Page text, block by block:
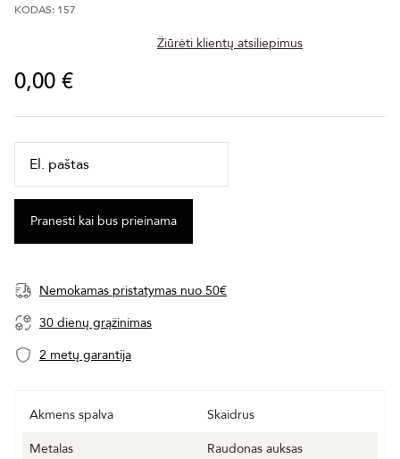
KODAS: 157
Žiūrėti klientų atsiliepimus
0,00 €
Nemokamas pristatymas nuo 50€
30 dienų grąžinimas
2 metų garantija
Akmens spalva
Skaidrus
Metalas
Raudonas auksas